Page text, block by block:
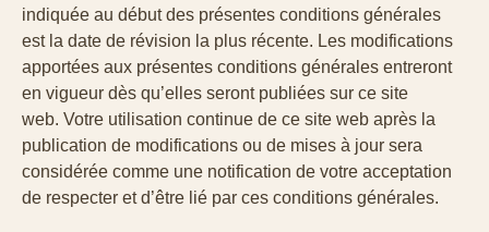
indiquée au début des présentes conditions générales
est la date de révision la plus récente. Les modifications
apportées aux présentes conditions générales entreront
en vigueur dès qu’elles seront publiées sur ce site
web. Votre utilisation continue de ce site web après la
publication de modifications ou de mises à jour sera
considérée comme une notification de votre acceptation
de respecter et d’être lié par ces conditions générales.